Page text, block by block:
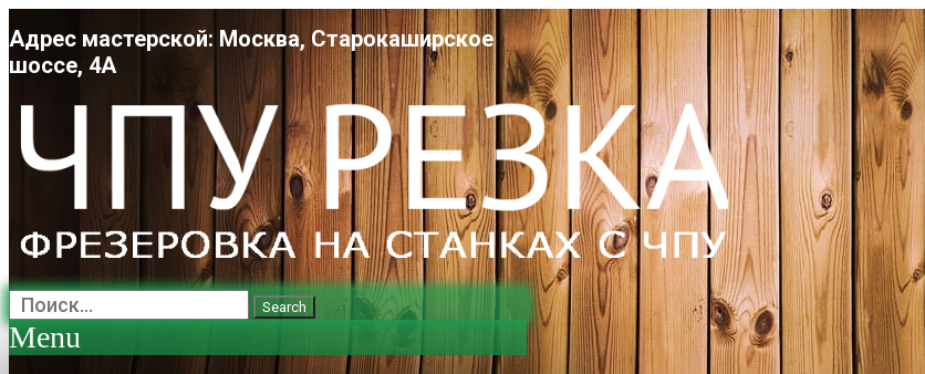
Адрес мастерской: Москва, Старокаширское
шоссе, 4А
Search
Menu